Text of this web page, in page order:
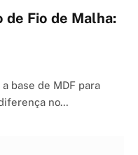
de Fio de Malha:
base de MDF para
no…